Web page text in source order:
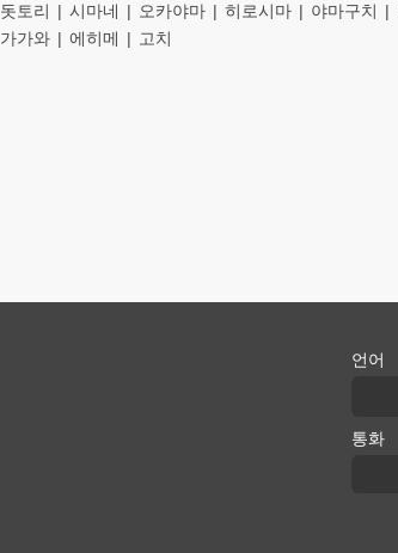
돗토리 시마네 오카야마 히로시마 야마구치
가가와
에히메
고치
언어
통화